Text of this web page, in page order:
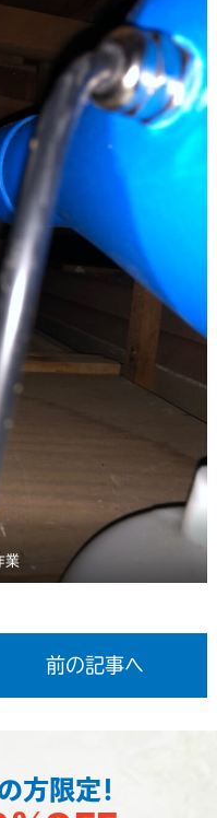
業
前の記事へ
方限定！